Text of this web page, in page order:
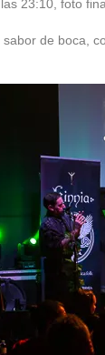
23:10, foto
sabor de boca,